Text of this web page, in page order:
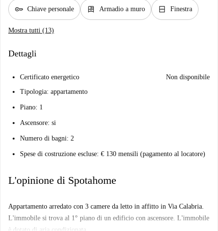
key Chiave personale dresser Armadio a muro window_closed Finestra
Mostra tutti (13)
Dettagli
Certificato energetico
Non disponibile
Tipologia: appartamento
Piano: 1
Ascensore: si
Numero di bagni: 2
Spese di costruzione escluse: € 130 mensili (pagamento al locatore)
L'opinione di Spotahome
Appartamento arredato con 3 camere da letto in affitto in Via Calabria.
L'immobile si trova al 1° piano di un edificio con ascensore. L'immobile